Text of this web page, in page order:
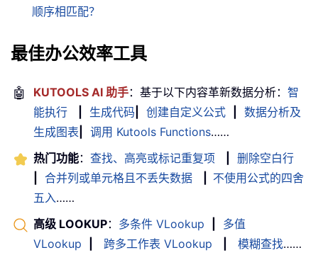
顺序相匹配？
最佳办公效率工具
🤖 KUTOOLS AI 助手：基于以下内容革新数据分析： 智
能执行
生成代码 创建自定义公式
数据分析及
生成图表
调用 Kutools Functions……
热门功能： 查找、高亮或标记重复项
删除空白行
合并列或单元格且不丢失数据
不使用公式的四舍
五入……
高级 LOOKUP： 多条件 VLookup
多值
VLookup
跨多工作表 VLookup 模糊查找……